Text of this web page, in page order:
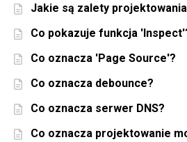
Jakie są zalety
Co pokazuje funkcja
Co oznacza 'Page Source'?
Co oznacza debounce?
Co oznacza serwer DNS?
Co oznacza projektowanie